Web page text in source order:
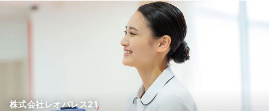
給与 賞与2.5ヶ月
（休憩60分）
担当業務未経験可 月給29万円以上可
詳細を見る
株式会社レオパレス21